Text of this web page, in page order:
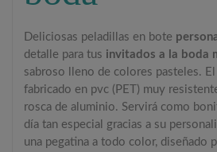
Deliciosas peladillas en bote
detalle para tus invitados a la boda
sabroso lleno de colores pasteles.
fabricado en pvc (PET) muy
rosca de aluminio. Servirá como
día tan especial gracias a su
una pegatina a todo color, diseñado